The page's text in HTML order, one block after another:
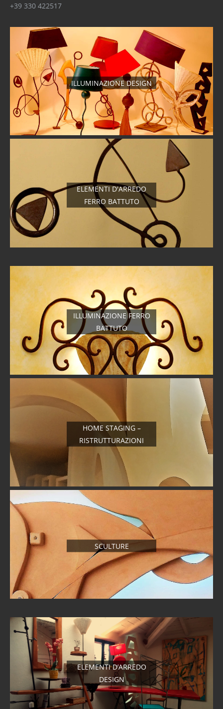
+39 330 422517
ILLUMINAZIONE DESIGN
ELEMENTI D'ARREDO
FERRO BATTUTO
ILLUMINAZIONE FERRO
BATTUTO
HOME STAGING –
RISTRUTTURAZIONI
SCULTURE
ELEMENTI D’ARREDO
DESIGN